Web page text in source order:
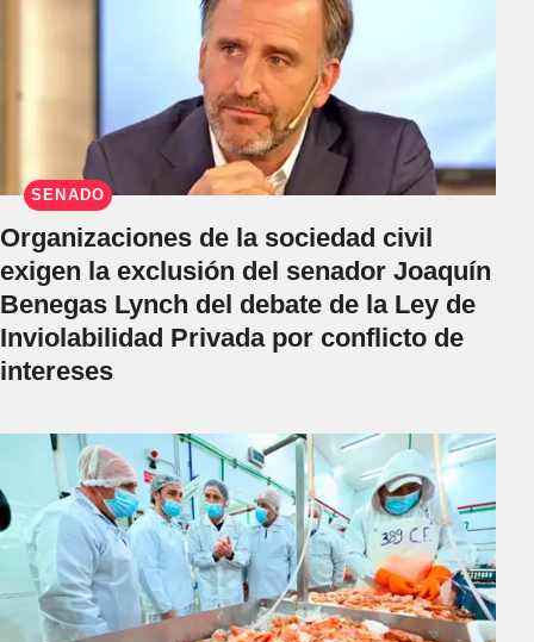
SENADO
Organizaciones de la sociedad civil
exigen la exclusión del senador Joaquín
Benegas Lynch del debate de la Ley de
Inviolabilidad Privada por conflicto de
intereses